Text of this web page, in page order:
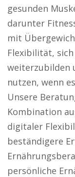
gesunden
darunter
mit
Flexibilität,
weiterzubilden
nutzen, wenn
Unsere
Kombination
digitaler
beständigere
persönliche